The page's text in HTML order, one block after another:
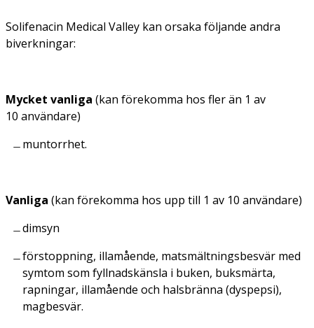
Solifenacin Medical Valley kan orsaka följande andra
biverkningar:
Mycket vanliga (kan förekomma hos fler än 1 av
10 användare)
muntorrhet.
Vanliga (kan förekomma hos upp till 1 av 10 användare)
dimsyn
förstoppning, illamående, matsmältningsbesvär med
symtom som fyllnadskänsla i buken, buksmärta,
rapningar, illamående och halsbränna (dyspepsi),
magbesvär.